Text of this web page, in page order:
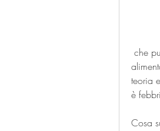
teoria
è
Cosa